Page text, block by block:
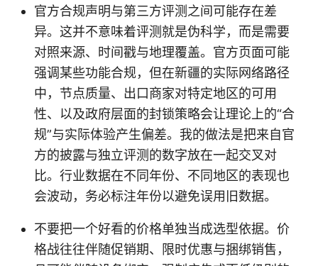
官方合规声明与第三方评测之间可能存在差
异。这并不意味着评测就是伪科学，而是需要
对照来源、时间戳与地理覆盖。官方页面可能
强调某些功能合规，但在新疆的实际网络路径
中，节点质量、出口商家对特定地区的可用
性、以及政府层面的封锁策略会让理论上的“合
规”与实际体验产生偏差。我的做法是把来自官
方的披露与独立评测的数字放在一起交叉对
比。行业数据在不同年份、不同地区的表现也
会波动，务必标注年份以避免误用旧数据。
不要把一个好看的价格单独当成选型依据。价
格战往往伴随促销期、限时优惠与捆绑销售，